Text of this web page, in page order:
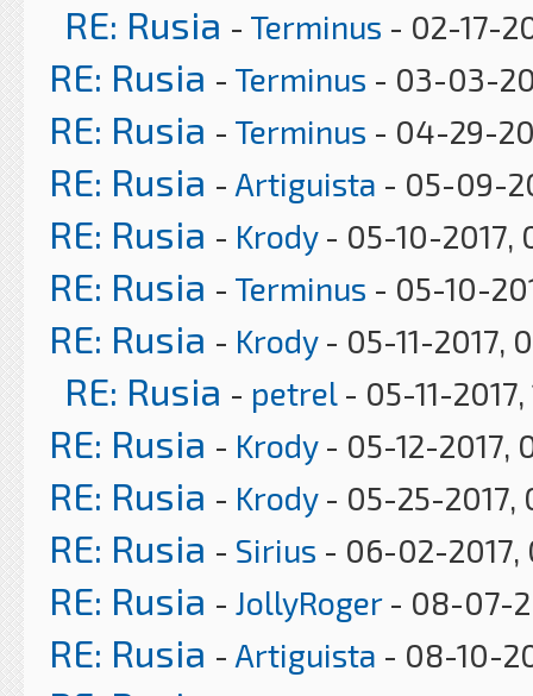
RE: Rusia - Terminus - 02-17-
RE: Rusia - Terminus - 03-03-
RE: Rusia - Terminus - 04-29-
RE: Rusia - Artiguista - 05-09-
RE: Rusia - Krody- 05-10-2017,
RE: Rusia - Terminus - 05-10-
RE: Rusia - Krody- 05-11-2017,
RE: Rusia - petrel - 05-11-2017,
RE: Rusia - Krody- 05-12-2017,
RE: Rusia - Krody- 05-25-2017,
RE: Rusia - Sirius - 06-02-2017,
RE: Rusia - JollyRoger- 08-07-
RE: Rusia - Artiguista - 08-10-